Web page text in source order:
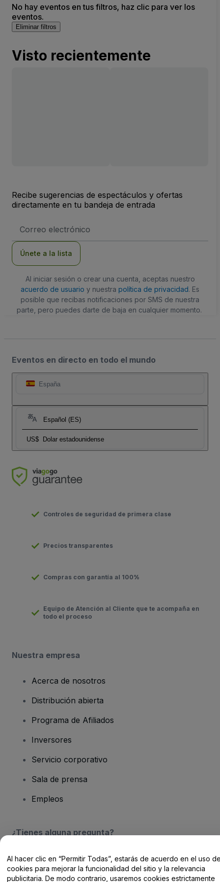
No hay eventos en tus filtros, haz clic para ver los
eventos.
Eliminar filtros
Visto recientemente
Recibe sugerencias de espectáculos y ofertas
directamente en tu bandeja de entrada
de
Únete a la lista
Al iniciar sesión o crear una cuenta, aceptas nuestro
acuerdo de usuario y nuestra política de privacidad. Es
posible que recibas notificaciones por SMS de nuestra
parte, pero puedes darte de baja en cualquier momento.
Eventos en directo en todo el mundo
España
Español (ES)
US$ Dolar estadounidense
Controles de seguridad de primera clase
Precios transparentes
Compras con garantía al 100%
Equipo de Atención al Cliente que te acompaña en
todo el proceso
Nuestra empresa
Acerca de nosotros
Distribución abierta
Programa de Afiliados
Inversores
Servicio corporativo
Sala de prensa
Empleos
¿Tienes alguna pregunta?
Centro de Ayuda / Contacto
Al hacer clic en “Permitir Todas”, estarás de acuerdo en el uso
cookies para mejorar la funcionalidad del sitio y la relevancia
publicitaria. De modo contrario, usaremos cookies estrictamente